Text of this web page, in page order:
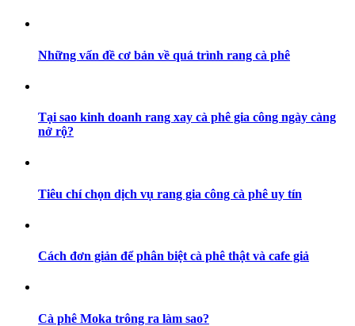
Những vấn đề cơ bản về quá trình rang cà phê
Tại sao kinh doanh rang xay cà phê gia công ngày càng
nở rộ?
Tiêu chí chọn dịch vụ rang gia công cà phê uy tín
Cách đơn giản để phân biệt cà phê thật và cafe giả
Cà phê Moka trông ra làm sao?